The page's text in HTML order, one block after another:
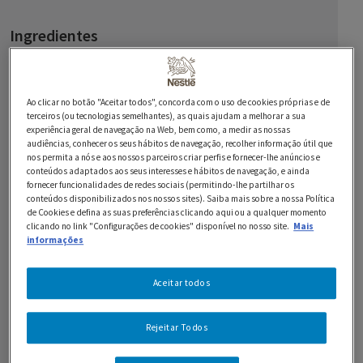
Ingredientes
1 embalagem de Almôndegas Vegetarianas GARDEN
cebolinho q.b.
PARA AS PANQUECAS:
3 ovos
600 ml de leite
3 c. de chá de fermento em pó
Ao clicar no botão "Aceitar todos", concorda com o uso de cookies próprias e de
terceiros (ou tecnologias semelhantes), as quais ajudam a melhorar a sua
experiência geral de navegação na Web, bem como, a medir as nossas
audiências, conhecer os seus hábitos de navegação, recolher informação útil que
nos permita a nós e aos nossos parceiros criar perfis e fornecer-lhe anúncios e
conteúdos adaptados aos seus interesses e hábitos de navegação, e ainda
fornecer funcionalidades de redes sociais (permitindo-lhe partilhar os
conteúdos disponibilizados nos nossos sites). Saiba mais sobre a nossa Política
de Cookies e defina as suas preferências clicando aqui ou a qualquer momento
clicando no link "Configurações de cookies" disponível no nosso site. Mais
informações
Rejeitar Todos
Aceitar todos